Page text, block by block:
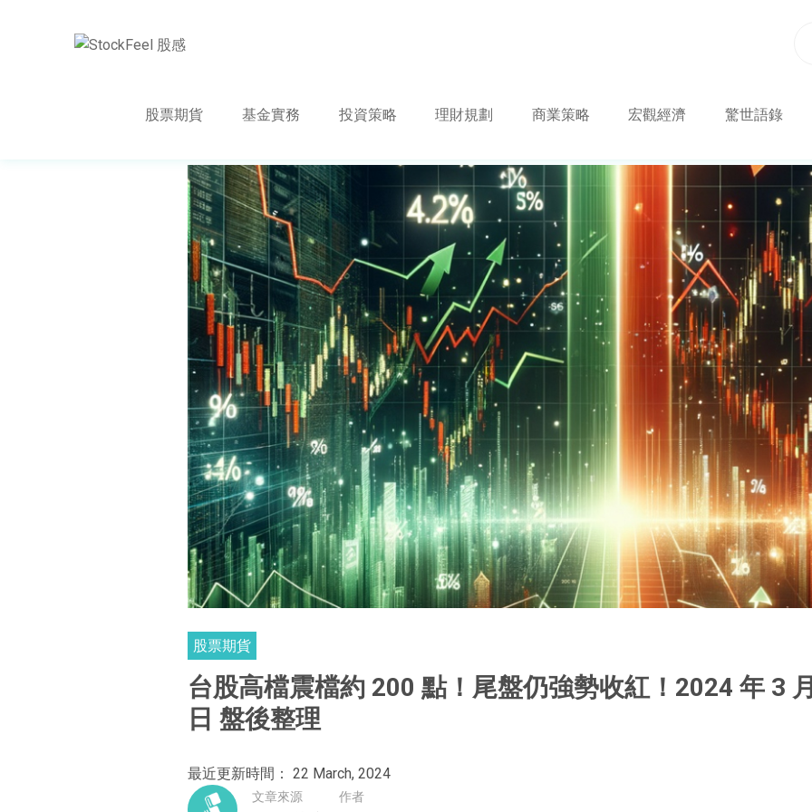
股票期貨 基金實務 投資策略 理財規劃 商業策略 宏觀經濟 驚世語錄
股票期貨
台股高檔震檔約 200 點！尾盤仍強勢收紅！2024 年 3
日 盤後整理
最近更新時間： 22 March, 2024
文章來源 作者